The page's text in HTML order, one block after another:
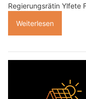
Regierungsrätin Ylfete
Weiterlesen